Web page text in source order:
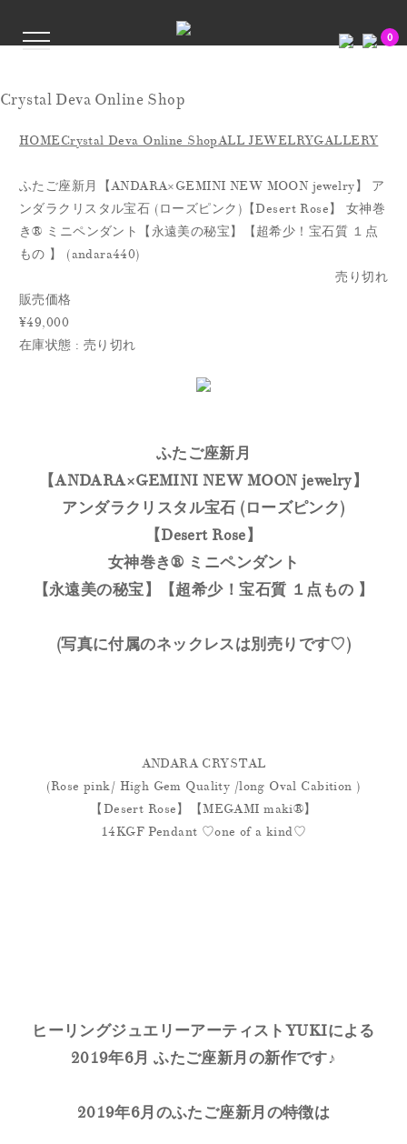
0
Crystal Deva Online Shop
HOMECrystal Deva Online ShopALL JEWELRYGALLERY
ふたご座新月【ANDARA×GEMINI NEW MOON jewelry】 ア
ンダラクリスタル宝石 (ローズピンク)【Desert Rose】 女神巻
き® ミニペンダント【永遠美の秘宝】【超希少！宝石質 １点
もの 】 (andara440)
売り切れ
販売価格
¥49,000
在庫状態 : 売り切れ
ふたご座新月
【ANDARA×GEMINI NEW MOON jewelry】
アンダラクリスタル宝石 (ローズピンク)
【Desert Rose】
女神巻き® ミニペンダント
【永遠美の秘宝】【超希少！宝石質 １点もの 】
(写真に付属のネックレスは別売りです♡)
ANDARA CRYSTAL
(Rose pink/ High Gem Quality /long Oval Cabition )
【Desert Rose】【MEGAMI maki®︎】
14KGF Pendant ♡one of a kind♡
ヒーリングジュエリーアーティストYUKIによる
2019年6月 ふたご座新月の新作です♪
2019年6月のふたご座新月の特徴は